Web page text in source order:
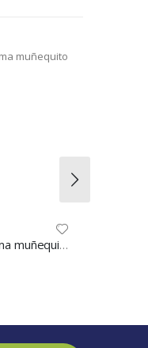
Lapicero tipo pluma muñequito